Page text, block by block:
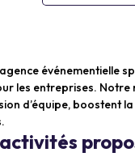
événementielle
les entreprises.
d’équipe, boostent